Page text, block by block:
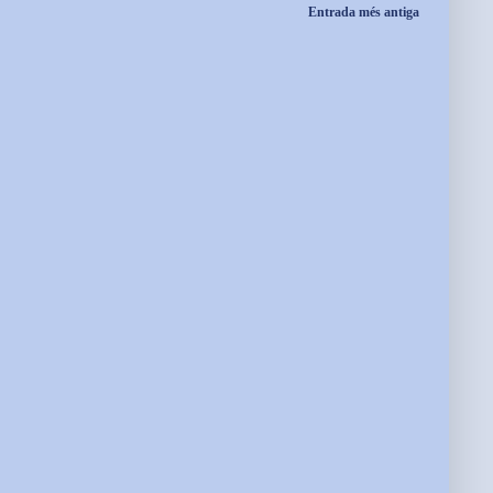
Entrada més antiga